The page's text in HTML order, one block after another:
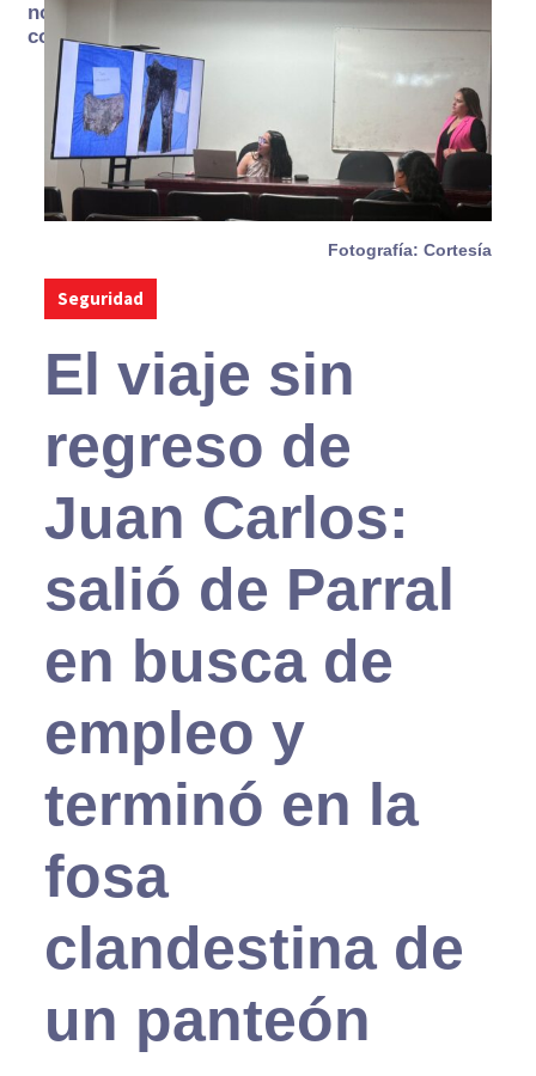
no se
consume
Fotografía: Cortesía
Seguridad
El viaje sin
regreso de
Juan Carlos:
salió de Parral
en busca de
empleo y
terminó en la
fosa
clandestina de
un panteón